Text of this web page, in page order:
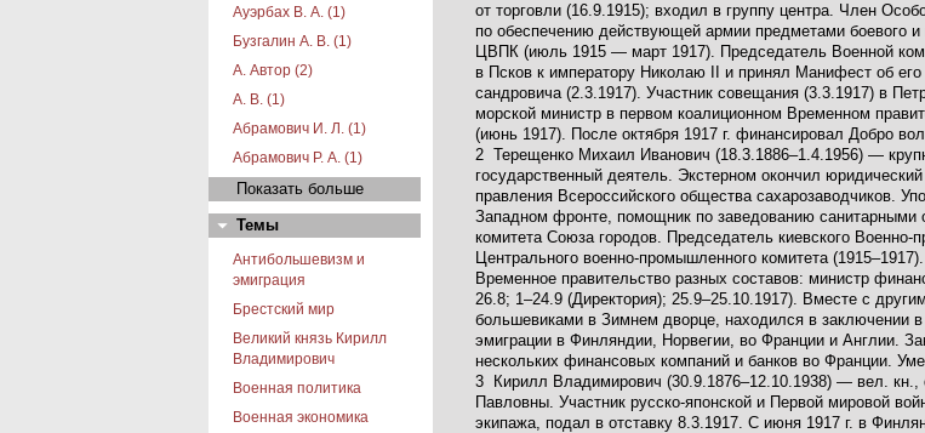
Ауэрбах В. А. (1)
Бузгалин А. В. (1)
А. Автор (2)
А. В. (1)
Абрамович И. Л. (1)
Абрамович Р. А. (1)
Показать больше
Темы
Антибольшевизм и
эмиграция
Брестский мир
Великий князь Кирилл
Владимирович
Военная политика
Военная экономика
от торговли (16.9.1915); входил в группу центра. Член
по обеспечению действующей армии предметами боевого
ЦВПК (июль 1915 — март 1917). Председатель Военной
в Псков к императору Николаю II и принял Манифест об
сандровича (2.3.1917). Участник совещания (3.3.1917) в
морской министр в первом коалиционном Временном
(июнь 1917). После октября 1917 г. финансировал Добро
2 Терещенко Михаил Иванович (18.3.1886–1.4.1956) —
государственный деятель. Экстерном окончил
правления Всероссийского общества сахарозаводчиков.
Западном фронте, помощник по заведованию
комитета Союза городов. Председатель киевского
Центрального военно-промышленного комитета
Временное правительство разных составов: министр
26.8; 1–24.9 (Директория); 25.9–25.10.1917). Вместе с
большевиками в Зимнем дворце, находился в заключении
эмиграции в Финляндии, Норвегии, во Франции и Англии.
нескольких финансовых компаний и банков во Франции.
3 Кирилл Владимирович (30.9.1876–12.10.1938) — вел.
Павловны. Участник русско-японской и Первой мировой
экипажа, подал в отставку 8.3.1917. С июня 1917 г. в